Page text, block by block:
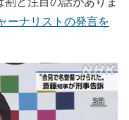
ーナリストの発言を